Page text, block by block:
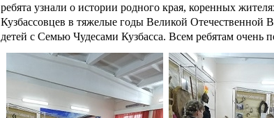
ребята узнали о истории родного края, коренных
Кузбассовцев в тяжелые годы Великой Отечественной
детей с Семью Чудесами Кузбасса. Всем ребятам очень